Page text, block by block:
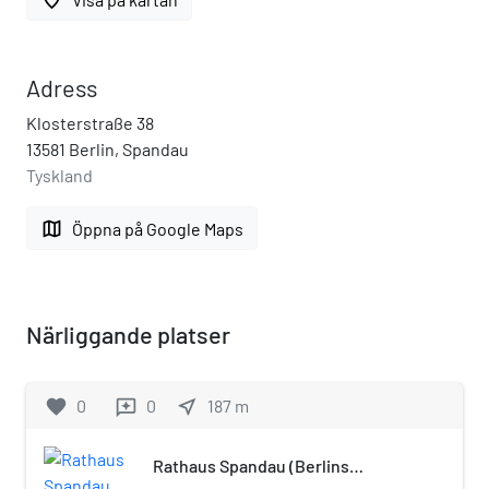
Adress
Klosterstraße 38
13581 Berlin, Spandau
Tyskland
map Öppna på Google Maps
Närliggande platser
favorite 0 reviews 0 near_me 187 m
Rathaus Spandau (Berlins